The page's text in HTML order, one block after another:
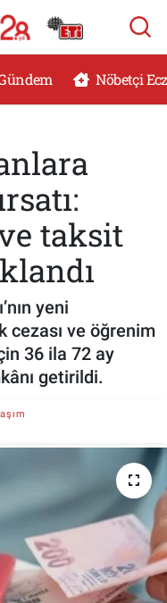
Nöbetçi
taksit
yeni
ve öğrenim
36 ila 72 ay
getirildi.